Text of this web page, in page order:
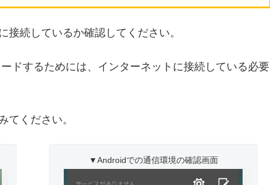
続しているか確認してください。
ドするためには、インターネットに接続している必要
てください。
▼Androidでの通信環境の確認画面